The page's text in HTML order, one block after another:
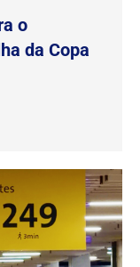
o
da Copa